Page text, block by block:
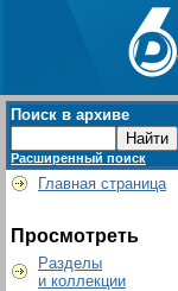
Поиск в архиве
Расширенный поиск
Главная страница
Просмотреть
Разделы
и коллекции